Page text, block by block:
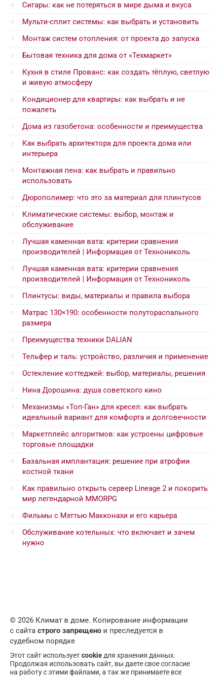
Сигары: как не потеряться в мире дыма и вкуса
Мульти-сплит системы: как выбрать и установить
Монтаж систем отопления: от проекта до запуска
Бытовая техника для дома от «Техмаркет»
Кухня в стиле Прованс: как создать тёплую, светлую
и живую атмосферу
Кондиционер для квартиры: как выбрать и не
пожалеть
Дома из газобетона: особенности и преимущества
Как выбрать архитектора для проекта дома или
интерьера
Монтажная пена: как выбрать и правильно
использовать
Дюрополимер: что это за материал для плинтусов
Климатические системы: выбор, монтаж и
обслуживание
Лучшая каменная вата: критерии сравнения
производителей | Информация от Технониколь
Лучшая каменная вата: критерии сравнения
производителей | Информация от Технониколь
Плинтусы: виды, материалы и правила выбора
Матрас 130×190: особенности полутораспального
размера
Преимущества техники DALIAN
Тельфер и таль: устройство, различия и применение
Остекление коттеджей: выбор, материалы, решения
Нина Дорошина: душа советского кино
Механизмы «Топ-Ган» для кресел: как выбрать
идеальный вариант для комфорта и долговечности
Маркетплейс алгоритмов: как устроены цифровые
торговые площадки
Базальная имплантация: решение при атрофии
костной ткани
Как правильно открыть сервер Lineage 2 и покорить
мир легендарной MMORPG
Фильмы с Мэттью Макконахи и его карьера
Обслуживание котельных: что включает и зачем
нужно
© 2026 Климат в доме. Копирование информации
с сайта строго запрещено и преследуется в
судебном порядке
Этот сайт используетcookie для хранения данных.
Продолжая использовать сайт, вы даете свое согласие
на работу с этими файлами, а так же принимаете все